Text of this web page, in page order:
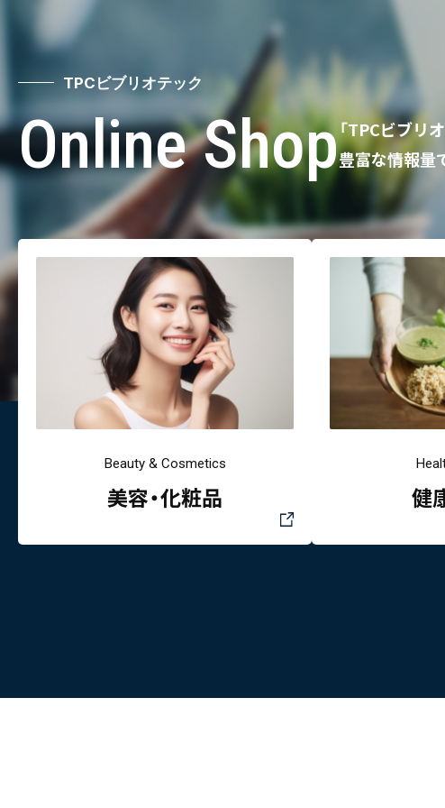
TPCビブリオテック
Online Shop「TPCビブリ
豊富な情報量
Beauty & Cosmetics
美容・化粧品 健